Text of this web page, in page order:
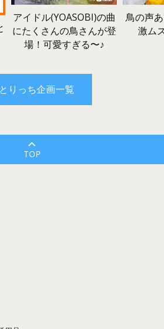
アイドル(YOASOBI)の曲
にたくさんの鳥さんが登
場！可愛すぎる〜♪
鳥の声
激ム
とりっち企画一覧
TOP